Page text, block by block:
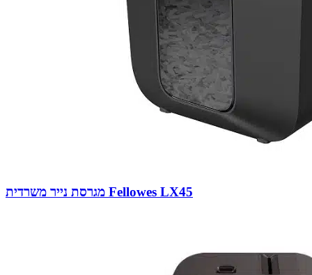
מגרסת נייר משרדית Fellowes LX45